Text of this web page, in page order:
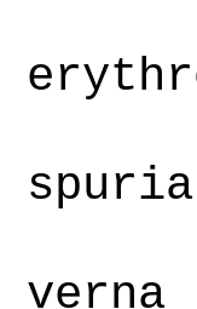
spuria
verna